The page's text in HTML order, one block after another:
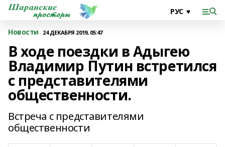
Новости 24 ДЕКАБРЯ 2019, 05:47
В ходе поездки в Адыгею
Владимир Путин встретился
с представителями
общественности.
Встреча с представителями
общественности